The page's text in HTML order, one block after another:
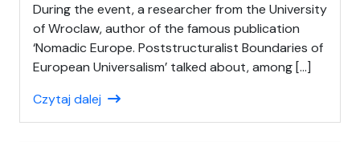
During the event, a researcher from the University
of Wroclaw, author of the famous publication
‘Nomadic Europe. Poststructuralist Boundaries of
European Universalism’ talked about, among […]
Czytaj dalej